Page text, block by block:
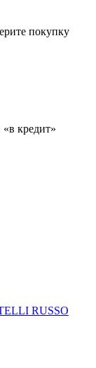
покупку
кредит»
RUSSO